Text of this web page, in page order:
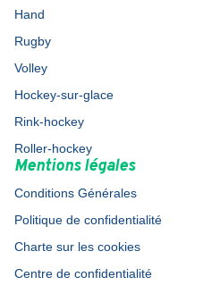
Hand
Rugby
Volley
Hockey-sur-glace
Rink-hockey
Roller-hockey
Mentions légales
Conditions Générales
Politique de confidentialité
Charte sur les cookies
Centre de confidentialité